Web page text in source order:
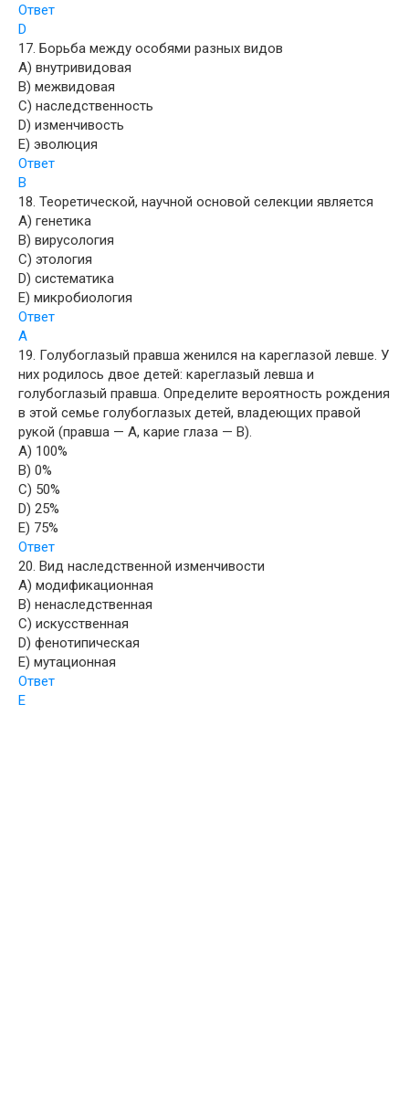
Ответ
D
17. Борьба между особями разных видов
A) внутривидовая
B) межвидовая
C) наследственность
D) изменчивость
E) эволюция
Ответ
B
18. Теоретической, научной основой селекции является
A) генетика
B) вирусология
C) этология
D) систематика
E) микробиология
Ответ
A
19. Голубоглазый правша женился на кареглазой левше. У
них родилось двое детей: кареглазый левша и
голубоглазый правша. Определите вероятность рождения
в этой семье голубоглазых детей, владеющих правой
рукой (правша — А, карие глаза — В).
A) 100%
B) 0%
C) 50%
D) 25%
E) 75%
Ответ
20. Вид наследственной изменчивости
A) модификационная
B) ненаследственная
C) искусственная
D) фенотипическая
E) мутационная
Ответ
E